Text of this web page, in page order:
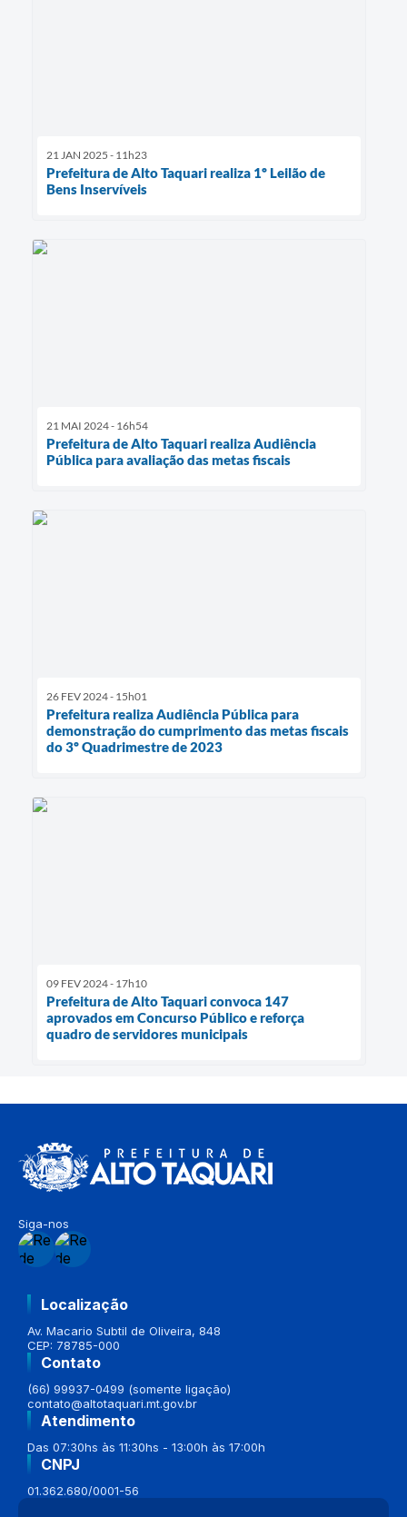
21 JAN 2025 - 11h23
Prefeitura de Alto Taquari realiza 1º Leilão de
Bens Inservíveis
21 MAI 2024 - 16h54
Prefeitura de Alto Taquari realiza Audiência
Pública para avaliação das metas fiscais
26 FEV 2024 - 15h01
Prefeitura realiza Audiência Pública para
demonstração do cumprimento das metas fiscais
do 3º Quadrimestre de 2023
09 FEV 2024 - 17h10
Prefeitura de Alto Taquari convoca 147
aprovados em Concurso Público e reforça
quadro de servidores municipais
Siga-nos
Localização
Av. Macario Subtil de Oliveira, 848
CEP: 78785-000
Contato
(66) 99937-0499 (somente ligação)
contato@altotaquari.mt.gov.br
Atendimento
Das 07:30hs às 11:30hs - 13:00h às 17:00h
CNPJ
01.362.680/0001-56